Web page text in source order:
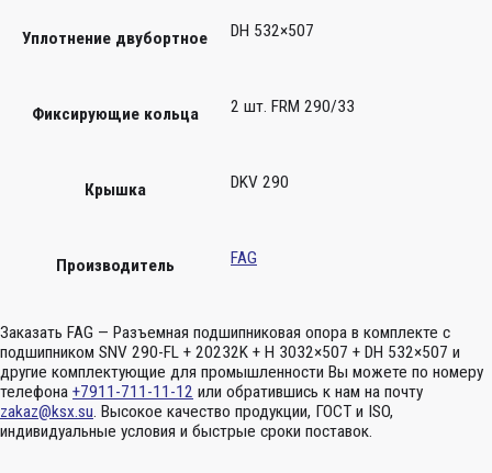
Уплотнение двубортное DH 532×507
Фиксирующие кольца 2 шт. FRM 290/33
Крышка DKV 290
Производитель FAG
Заказать FAG — Разъемная подшипниковая опора в комплекте с
подшипником SNV 290-FL + 20232K + H 3032×507 + DH 532×507 и
другие комплектующие для промышленности Вы можете по номеру
телефона +7911-711-11-12 или обратившись к нам на почту
zakaz@ksx.su. Высокое качество продукции, ГОСТ и ISO,
индивидуальные условия и быстрые сроки поставок.